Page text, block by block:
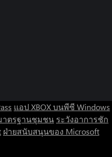
แอป XBOX บนพีซี Windows
าตรฐานชุมชน ระวังอาการชัก
ฝ่ายสนับสนุนของ Microsoft